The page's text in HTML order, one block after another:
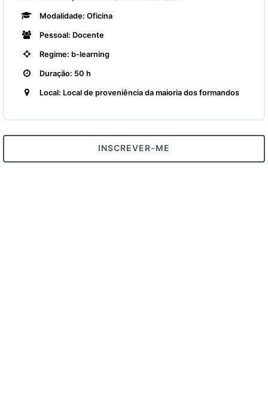
Modalidade: Oficina
Pessoal: Docente
Regime: b-learning
Duração: 50 h
Local: Local de proveniência da maioria dos formandos
INSCREVER-ME